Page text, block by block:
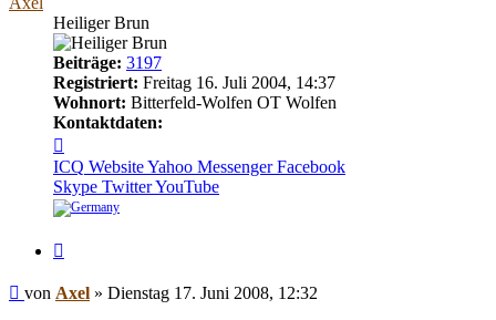
Heiliger Brun
Beiträge: 3197
Registriert: Freitag 16. Juli 2004, 14:37
Wohnort: Bitterfeld-Wolfen OT Wolfen
Kontaktdaten:
von
Axel
ICQ WebsiteYahoo Messenger Facebook
Skype TwitterYouTube
Beitrag
von Axel » Dienstag 17. Juni 2008, 12:32